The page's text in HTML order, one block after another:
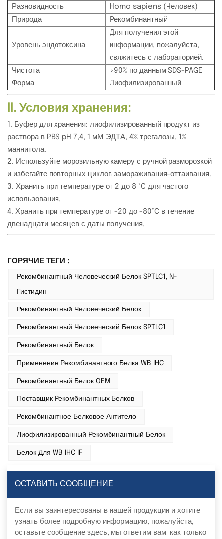
Разновидность
Homo sapiens (Человек)
Природа
Рекомбинантный
Уровень эндотоксина
Для получения этой
информации, пожалуйста,
свяжитесь с лабораторией.
Чистота
>90% по данным SDS-PAGE
Форма
Лиофилизированный
II. Условия хранения:
1. Буфер для хранения: лиофилизированный продукт из
раствора в PBS pH 7,4, 1 мМ ЭДТА, 4% трегалозы, 1%
маннитола.
2. Используйте морозильную камеру с ручной разморозкой
и избегайте повторных циклов замораживания-оттаивания.
3. Хранить при температуре от 2 до 8 °C для частого
использования.
4. Хранить при температуре от -20 до -80°C в течение
двенадцати месяцев с даты получения.
ГОРЯЧИЕ ТЕГИ :
Рекомбинантный Человеческий Белок SPTLC1, N-
Гистидин
Рекомбинантный Человеческий Белок
Рекомбинантный Человеческий Белок SPTLC1
Рекомбинантный Белок
Применение Рекомбинантного Белка WB IHC
Рекомбинантный Белок OEM
Поставщик Рекомбинантных Белков
Рекомбинантное Белковое Антитело
Лиофилизированный Рекомбинантный Белок
Белок Для WB IHC IF
ОСТАВИТЬ СООБЩЕНИЕ
Если вы заинтересованы в нашей продукции и хотите
узнать более подробную информацию, пожалуйста,
оставьте сообщение здесь, мы ответим вам, как только